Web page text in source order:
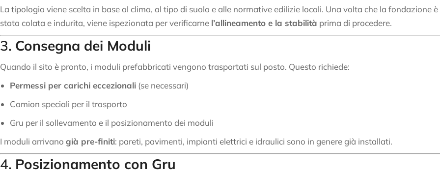
La tipologia viene scelta in base al clima, al tipo di suolo e alle normative edilizie locali. Una volta che la fondazione è
stata colata e indurita, viene ispezionata per verificarne l’allineamento e la stabilità prima di procedere.
3. Consegna dei Moduli
Quando il sito è pronto, i moduli prefabbricati vengono trasportati sul posto. Questo richiede:
Permessi per carichi eccezionali (se necessari)
Camion speciali per il trasporto
Gru per il sollevamento e il posizionamento dei moduli
I moduli arrivano già pre-finiti: pareti, pavimenti, impianti elettrici e idraulici sono in genere già installati.
4. Posizionamento con Gru